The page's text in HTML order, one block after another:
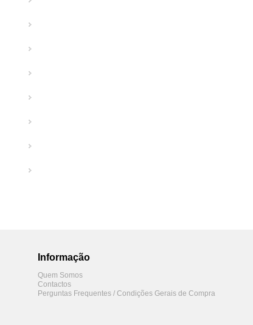
Informação
Quem Somos
Contactos
Perguntas Frequentes / Condições Gerais de Compra